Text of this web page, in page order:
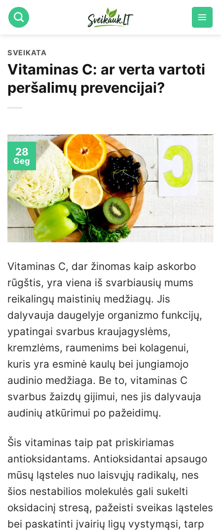
Skip
to
SVEIKATA
Vitaminas C: ar verta vartoti
peršalimų prevencijai?
28
Geg
Vitaminas C, dar žinomas kaip askorbo
rūgštis, yra viena iš svarbiausių mums
reikalingų maistinių medžiagų. Jis
dalyvauja daugelyje organizmo funkcijų,
ypatingai svarbus kraujagyslėms,
kremzlėms, raumenims bei kolagenui,
kuris yra esminė kaulų bei jungiamojo
audinio medžiaga. Be to, vitaminas C
svarbus žaizdų gijimui, nes jis dalyvauja
audinių atkūrimui po pažeidimų.
Šis vitaminas taip pat priskiriamas
antioksidantams. Antioksidantai apsaugo
mūsų ląsteles nuo laisvųjų radikalų, nes
šios nestabilios molekulės gali sukelti
oksidacinį stresą, pažeisti sveikas ląsteles
bei paskatinti įvairių ligų vystymąsi, tarp